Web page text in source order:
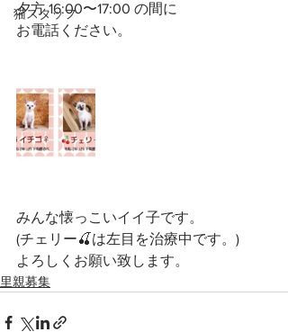
猫スタッフ
夕方 16:00〜17:00 の間に
お電話ください。
みんな懐っこいイイ子です。
(チェリー🍒は左目を治療中です。)
よろしくお願い致します。
里親募集